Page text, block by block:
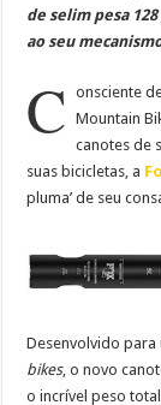
de selim pesa
ao seu
C
onsciente
Mountain
canotes de
suas bicicletas, a
pluma’ de seu
Desenvolvido para
bikes, o novo
o incrível peso